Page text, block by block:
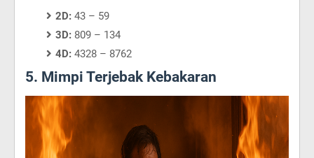
2D: 43 – 59
3D: 809 – 134
4D: 4328 – 8762
5. Mimpi Terjebak Kebakaran